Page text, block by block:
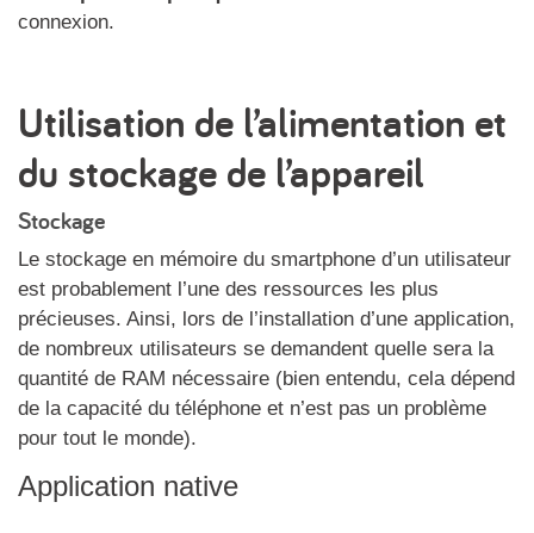
connexion.
Utilisation de l’alimentation et
du stockage de l’appareil
Stockage
Le stockage en mémoire du smartphone d’un utilisateur
est probablement l’une des ressources les plus
précieuses. Ainsi, lors de l’installation d’une application,
de nombreux utilisateurs se demandent quelle sera la
quantité de RAM nécessaire (bien entendu, cela dépend
de la capacité du téléphone et n’est pas un problème
pour tout le monde).
Application native